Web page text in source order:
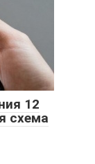
12
схема